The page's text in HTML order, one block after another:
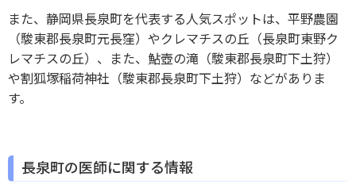
また、静岡県長泉町を代表する人気スポットは、平野農園
（駿東郡長泉町元長窪）やクレマチスの丘（長泉町東野ク
レマチスの丘）、また、鮎壺の滝（駿東郡長泉町下土狩）
や割狐塚稲荷神社（駿東郡長泉町下土狩）などがありま
す。
長泉町の医師に関する情報